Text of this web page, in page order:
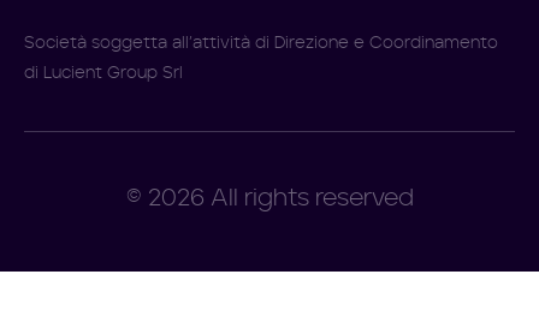
Società soggetta all’attività di Direzione e Coordinamento
di Lucient Group Srl
© 2026 All rights reserved